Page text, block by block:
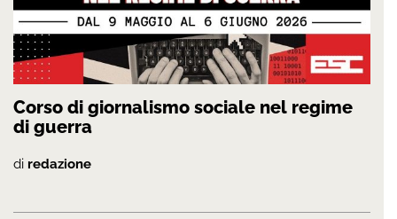
Corso di giornalismo sociale nel regime
di guerra
di redazione